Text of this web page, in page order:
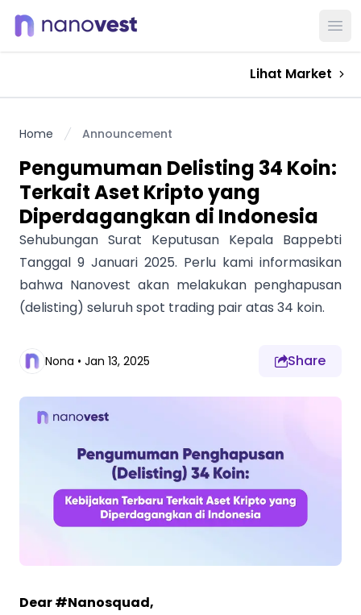
Lihat Market
Home Announcement
Pengumuman Delisting 34 Koin:
Terkait Aset Kripto yang
Diperdagangkan di Indonesia
Sehubungan Surat Keputusan Kepala Bappebti
Tanggal 9 Januari 2025. Perlu kami informasikan
bahwa Nanovest akan melakukan penghapusan
(delisting) seluruh spot trading pair atas 34 koin.
Nona • Jan 13, 2025 Share
Dear #Nanosquad,